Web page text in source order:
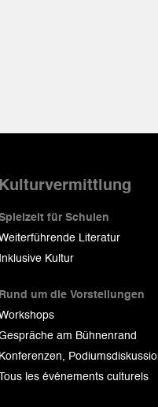
Kulturvermittlung
für Schulen
Literatur
Inklusive Kultur
Rund um die Vorstellungen
am Bühnenrand
Konferenzen,
Tous les événements culturels